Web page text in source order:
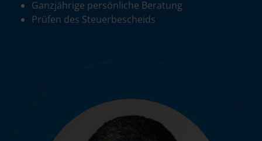
Ganzjährige persönliche Beratung
Prüfen des Steuerbescheids